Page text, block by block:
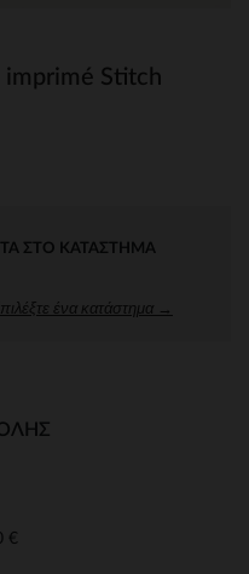
imprimé Stitch
ΣΤΟ ΚΑΤΆΣΤΗΜΑ
ένα κατάστημα →
€